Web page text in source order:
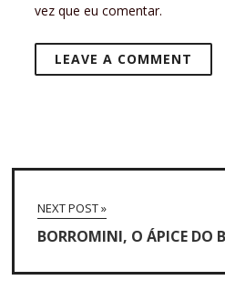
vez que eu comentar.
NEXT POST »
BORROMINI, O ÁPICE DO